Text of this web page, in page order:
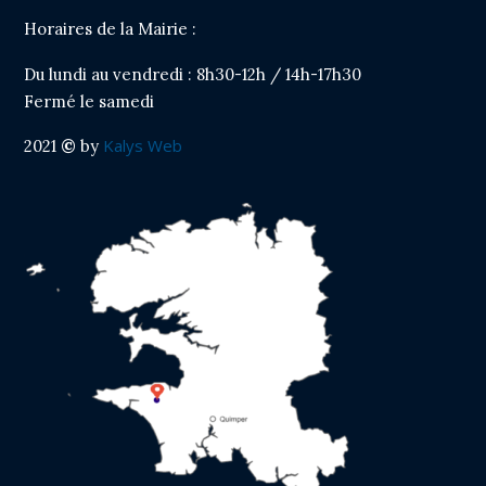
Horaires de la Mairie :
Du lundi au vendredi : 8h30-12h / 14h-17h30
Fermé le samedi
2021 © by Kalys Web